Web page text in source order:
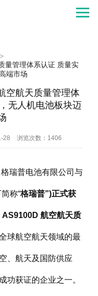
>
量管理体系认证 质量实
端市场
空航天质量管理体
无人机电池板块迈
28 浏览次数：1406
格瑞普电池有限公司与
称“格瑞普”)正式获
航空航天质
球航空航天领域的最
、航天及国防供应
功获证的企业之一。